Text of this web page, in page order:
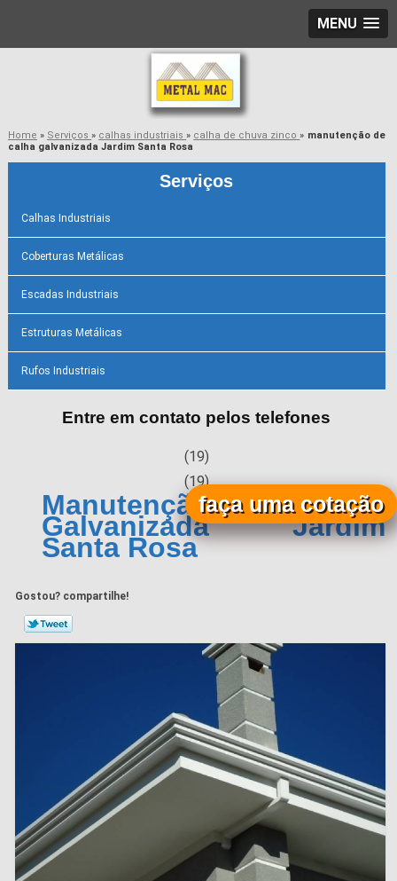
MENU
Home » Serviços» calhas industriais» calha de chuva zinco» manutenção de
calha galvanizada Jardim Santa Rosa
Serviços
Calhas Industriais
Coberturas Metálicas
Escadas Industriais
Estruturas Metálicas
Rufos Industriais
Entre em contato pelos telefones
(19)
(19)
Manutenção de Calha
Galvanizada Jardim
Santa Rosa
Gostou? compartilhe!
faça uma cotação